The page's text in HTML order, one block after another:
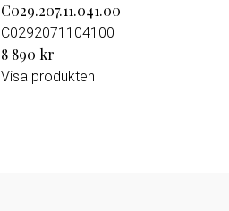
C029.207.11.041.00
C0292071104100
8 890 kr
Visa produkten